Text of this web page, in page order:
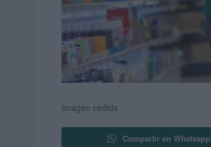
Imagen cedida
Compartir en Whatsapp